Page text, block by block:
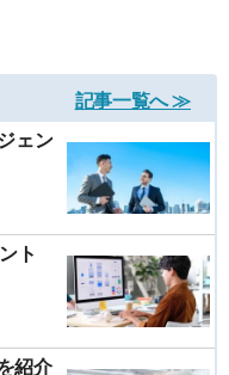
記事一覧へ ≫
ェン
ト
紹介